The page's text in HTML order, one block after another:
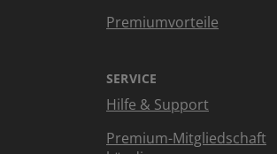
Premiumvorteile
SERVICE
Hilfe & Support
Premium-Mitgliedschaft